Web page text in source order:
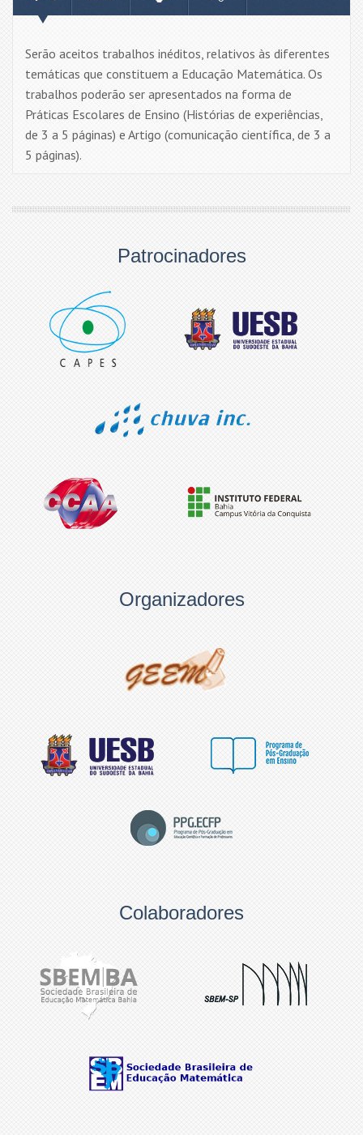
Serão aceitos trabalhos inéditos, relativos às diferentes
temáticas que constituem a Educação Matemática. Os
trabalhos poderão ser apresentados na forma de
Práticas Escolares de Ensino (Histórias de experiências,
de 3 a 5 páginas) e Artigo (comunicação científica, de 3 a
5 páginas).
Patrocinadores
Organizadores
Colaboradores